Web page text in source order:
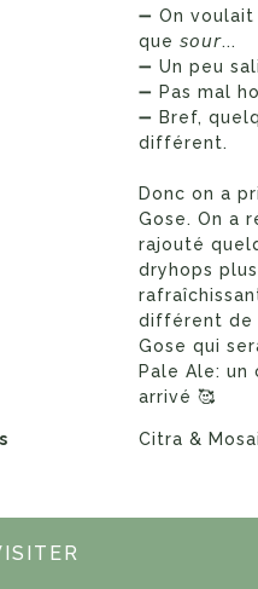
➖ On
que 𝘴𝘰𝘶𝘳...
➖ Un peu
➖ Pas mal
➖ Bref,
différent.
Donc on a
Gose. On a
rajouté
dryhops
différent de
Gose qui
Pale Ale:
arrivé 🥰
Citra &